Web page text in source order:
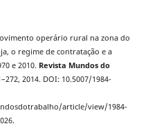
operário rural na zona do
o regime de contratação e a
e 2010. Revista Mundos do
2014. DOI: 10.5007/1984-
article/view/1984-